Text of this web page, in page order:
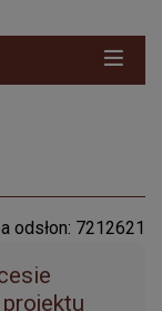
odsłon: 7212621